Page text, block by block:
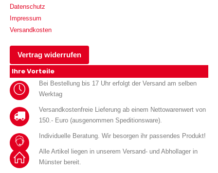
Datenschutz
Impressum
Versandkosten
Vertrag widerrufen
Ihre Vorteile
Bei Bestellung bis 17 Uhr erfolgt der Versand am selben
Werktag
Versandkostenfreie Lieferung ab einem Nettowarenwert von
150.- Euro (ausgenommen Speditionsware).
Individuelle Beratung. Wir besorgen ihr passendes Produkt!
Alle Artikel liegen in unserem Versand- und Abhollager in
Münster bereit.